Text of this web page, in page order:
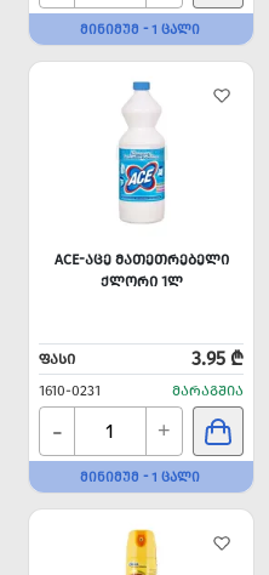
ᲛᲘᲜᲘᲛᲣᲛ - 1 ᲪᲐᲚᲘ
ACE-ᲐᲪᲔ ᲛᲐᲗᲔᲗᲠᲔᲑᲔᲚᲘ
ᲥᲚᲝᲠᲘ 1Ლ
ᲤᲐᲡᲘ 3.95 ₾
1610-0231 ᲛᲐᲠᲐᲒᲨᲘᲐ
- +
ᲛᲘᲜᲘᲛᲣᲛ - 1 ᲪᲐᲚᲘ